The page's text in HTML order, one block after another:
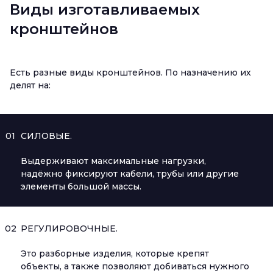
Виды изготавливаемых
кронштейнов
Есть разные виды кронштейнов. По назначению их
делят на:
01 СИЛОВЫЕ.
Выдерживают максимальные нагрузки,
надёжно фиксируют кабели, трубы или другие
элементы большой массы.
02 РЕГУЛИРОВОЧНЫЕ.
Это разборные изделия, которые крепят
объекты, а также позволяют добиваться нужного